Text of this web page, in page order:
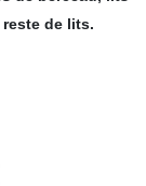
de lits.